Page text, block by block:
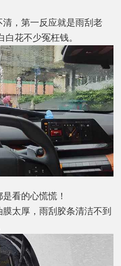
，第一反应就是雨刮老
花不少冤枉钱。
看的心慌慌！
太厚，雨刮胶条清洁不到